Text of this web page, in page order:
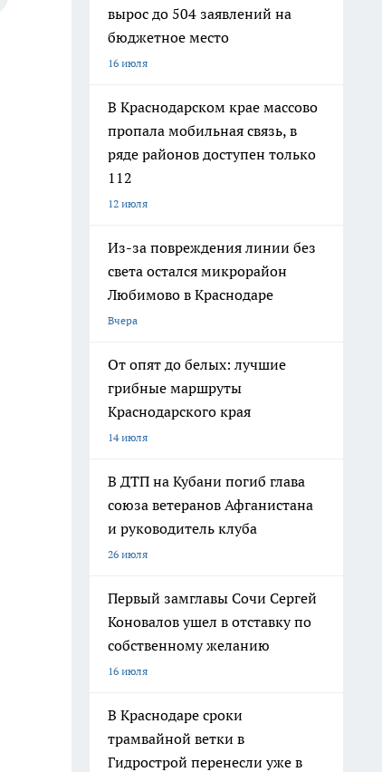
вырос до 504 заявлений на
бюджетное место
16 июля
В Краснодарском крае массово
пропала мобильная связь, в
ряде районов доступен только
112
12 июля
Из-за повреждения линии без
света остался микрорайон
Любимово в Краснодаре
Вчера
От опят до белых: лучшие
грибные маршруты
Краснодарского края
14 июля
В ДТП на Кубани погиб глава
союза ветеранов Афганистана
и руководитель клуба
26 июля
Первый замглавы Сочи Сергей
Коновалов ушел в отставку по
собственному желанию
16 июля
В Краснодаре сроки
трамвайной ветки в
Гидрострой перенесли уже в